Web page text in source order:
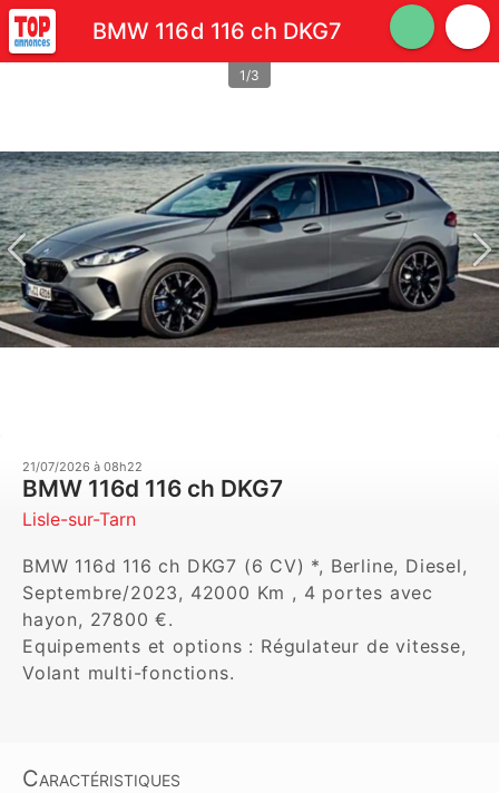
BMW 116d 116 ch DKG7
1/3
21/07/2026 à 08h22
BMW 116d 116 ch DKG7
Lisle-sur-Tarn
BMW 116d 116 ch DKG7 (6 CV) *, Berline, Diesel,
Septembre/2023, 42000 Km , 4 portes avec
hayon, 27800 €.
Equipements et options : Régulateur de vitesse,
Volant multi-fonctions.
Caractéristiques